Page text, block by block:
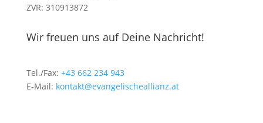
ZVR: 310913872
Wir freuen uns auf Deine Nachricht!
Tel./Fax: +43 662 234 943
E-Mail: kontakt@evangelischeallianz.at